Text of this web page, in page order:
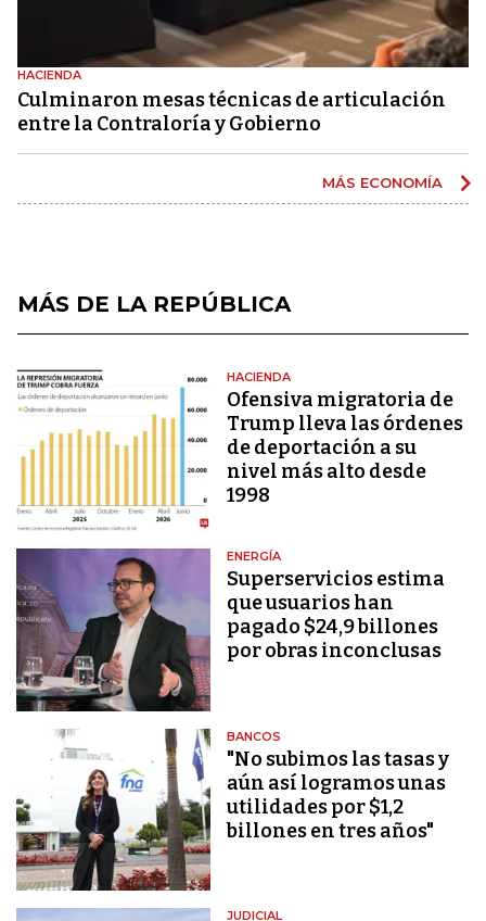
HACIENDA
Culminaron mesas técnicas de articulación
entre la Contraloría y Gobierno
MÁS ECONOMÍA
MÁS DE LA REPÚBLICA
HACIENDA
Ofensiva migratoria de
Trump lleva las órdenes
de deportación a su
nivel más alto desde
1998
ENERGÍA
Superservicios estima
que usuarios han
pagado $24,9 billones
por obras inconclusas
BANCOS
"No subimos las tasas y
aún así logramos unas
utilidades por $1,2
billones en tres años"
JUDICIAL